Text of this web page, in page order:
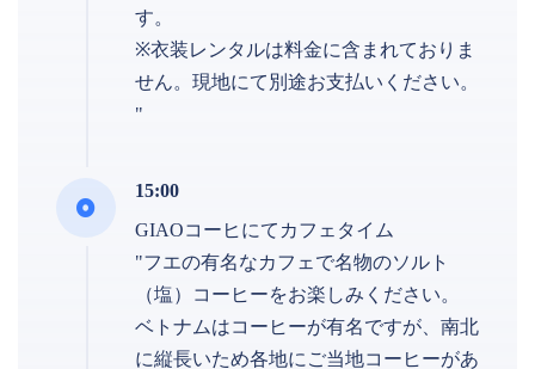
す。
※衣装レンタルは料金に含まれておりま
せん。現地にて別途お支払いください。
"
15:00
GIAOコーヒにてカフェタイム
"フエの有名なカフェで名物のソルト
（塩）コーヒーをお楽しみください。
ベトナムはコーヒーが有名ですが、南北
に縦長いため各地にご当地コーヒーがあ